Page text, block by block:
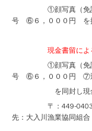
①顔写真（免許
号 ⑥６，０００円 を持
現金書留に
①顔写真（免許
号 ⑥６，０００円 ⑦
を同封し現金書留
〒：449-0403 住
先：大入川漁業協同組合